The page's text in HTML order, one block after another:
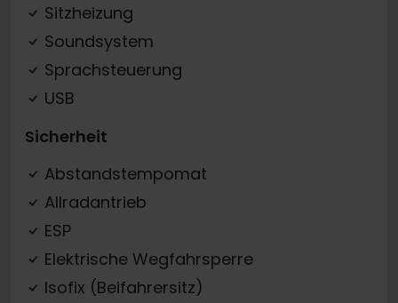
Sitzheizung
Soundsystem
Sprachsteuerung
USB
Sicherheit
Abstandstempomat
Allradantrieb
ESP
Elektrische Wegfahrsperre
Isofix (Beifahrersitz)